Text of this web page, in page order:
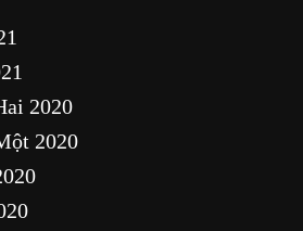
2020
2020